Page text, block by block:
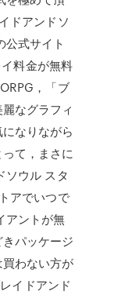
ドアンドソ
公式サイト
料金が無料
，「ブ
なグラフィ
なりながら
て，まさに
ソウル スタ
アでいつで
アントが無
パッケージ
わない方が
イドアンド